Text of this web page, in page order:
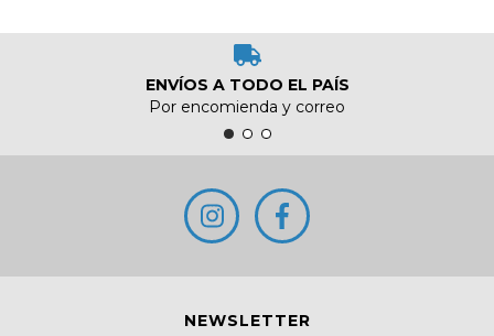
ENVÍOS A TODO EL PAÍS
Por encomienda y correo
NEWSLETTER